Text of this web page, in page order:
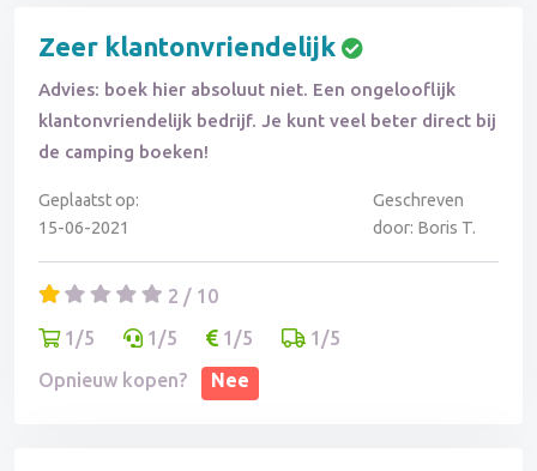
Zeer klantonvriendelijk
Advies: boek hier absoluut niet. Een ongelooflijk
klantonvriendelijk bedrijf. Je kunt veel beter direct bij
de camping boeken!
Geplaatst op:
15-06-2021
Geschreven
door: Boris T.
2 / 10
1/5
1/5 1/5
1/5
Opnieuw kopen?
Nee